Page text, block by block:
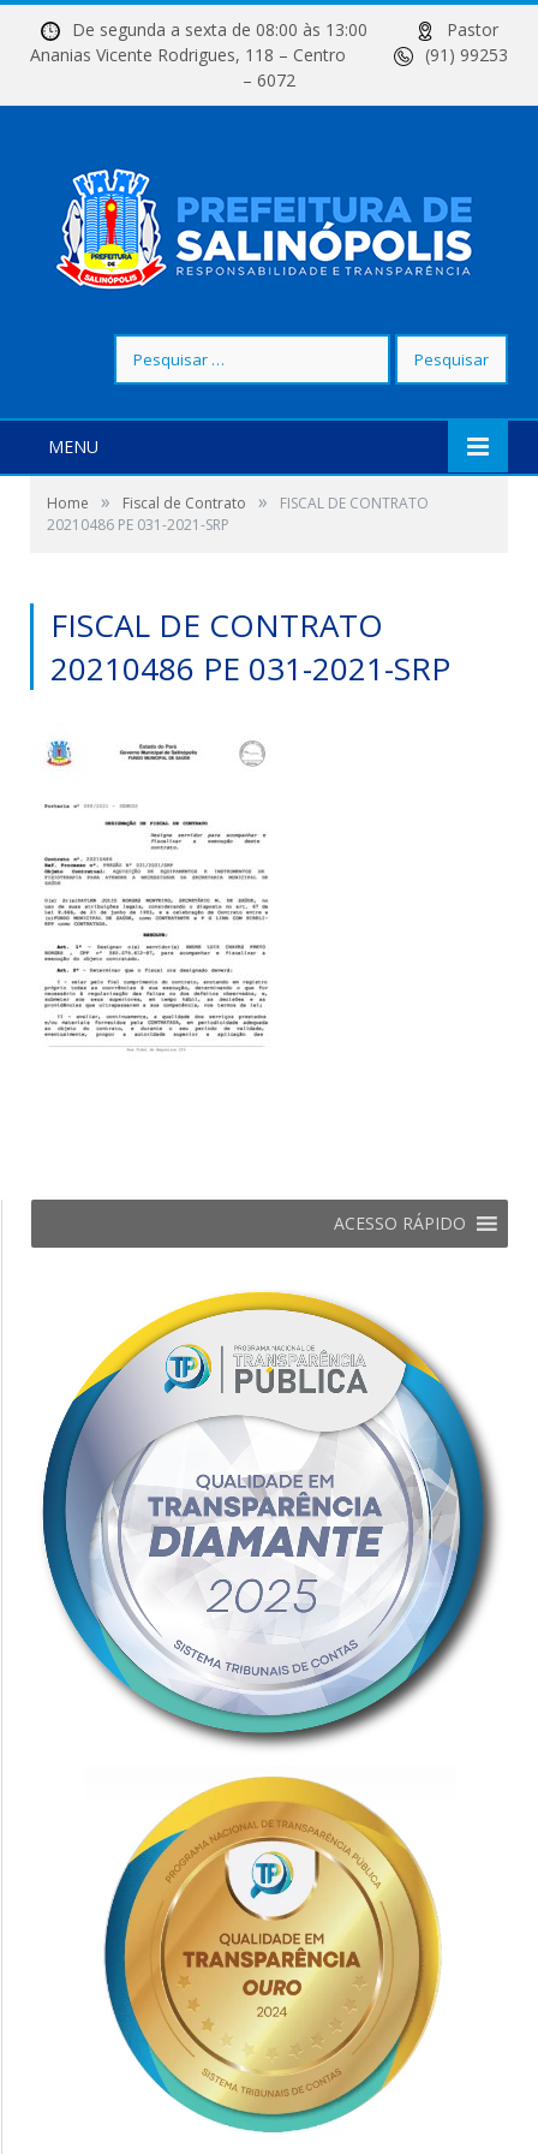
De segunda a sexta de 08:00 às 13:00
Pastor
Ananias Vicente Rodrigues, 118 – Centro
(91) 99253
– 6072
por:
MENU
Home » Fiscal de Contrato »
FISCAL DE CONTRATO
20210486 PE 031-2021-SRP
FISCAL DE CONTRATO
20210486 PE 031-2021-SRP
ACESSO RÁPIDO